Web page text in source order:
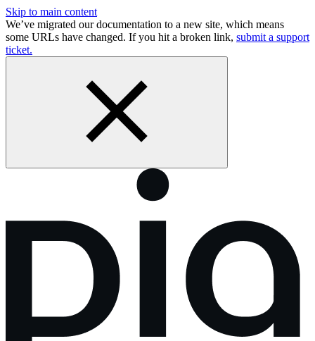
Skip to main content
We’ve migrated our documentation to a new site, which means
some URLs have changed. If you hit a broken link, submit a support
ticket.